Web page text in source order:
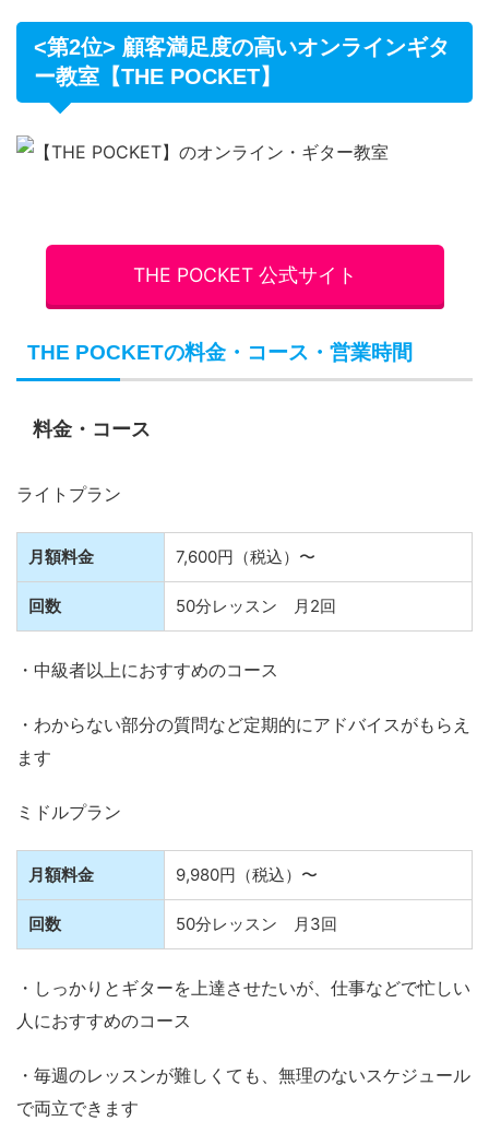
<第2位> 顧客満足度の高いオンラインギタ
ー教室【THE POCKET】
THE POCKET 公式サイト
THE POCKETの料金・コース・営業時間
料金・コース
ライトプラン
月額料金 7,600円（税込）〜
回数 50分レッスン 月2回
・中級者以上におすすめのコース
・わからない部分の質問など定期的にアドバイスがもらえ
ます
ミドルプラン
月額料金 9,980円（税込）〜
回数 50分レッスン 月3回
・しっかりとギターを上達させたいが、仕事などで忙しい
人におすすめのコース
・毎週のレッスンが難しくても、無理のないスケジュール
で両立できます